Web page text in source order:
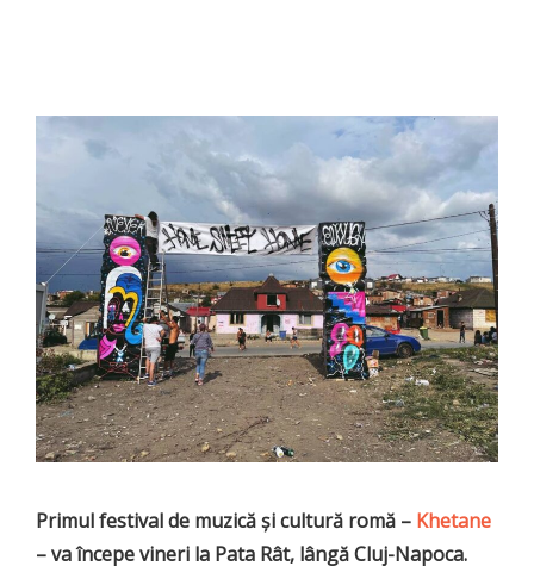
Primul festival de muzică și cultură romă – Khetane
– va începe vineri la Pata Rât, lângă Cluj-Napoca.